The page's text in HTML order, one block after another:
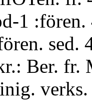
1
Ber. fr.